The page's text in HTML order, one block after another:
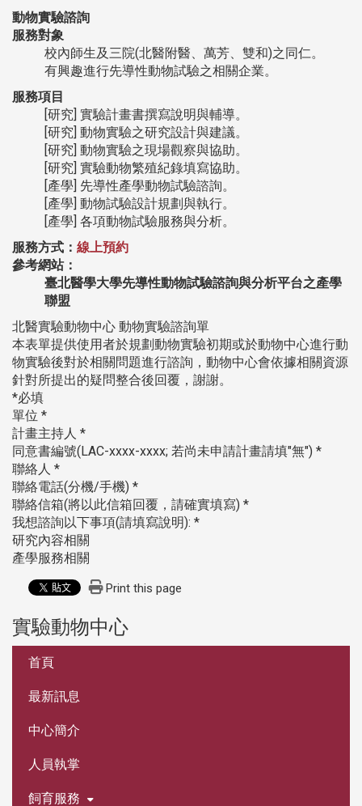
動物實驗諮詢
服務對象
校內師生及三院(北醫附醫、萬芳、雙和)之同仁。
有興趣進行先導性動物試驗之相關企業。
服務項目
研究 實驗計畫書撰寫說明與輔導。
研究 動物實驗之研究設計與建議。
研究 動物實驗之現場觀察與協助。
研究 實驗動物繁殖紀錄填寫協助。
產學 先導性產學動物試驗諮詢。
產學 動物試驗設計規劃與執行。
產學 各項動物試驗服務與分析。
服務方式： 線上預約
參考網站：
臺北醫學大學先導性動物試驗諮詢與分析平台之產學
聯盟
北醫實驗動物中心 動物實驗諮詢單
本表單提供使用者於規劃動物實驗初期或於動物中心進行動
物實驗後對於相關問題進行諮詢，動物中心會依據相關資源
針對所提出的疑問整合後回覆，謝謝。
*必填
單位 *
計畫主持人 *
同意書編號(LAC-xxxx-xxxx; 若尚未申請計畫請填"無") *
聯絡人 *
聯絡電話(分機/手機) *
聯絡信箱(將以此信箱回覆，請確實填寫) *
我想諮詢以下事項(請填寫說明): *
研究內容相關
產學服務相關
Print this page
實驗動物中心
首頁
最新訊息
中心簡介
人員執掌
飼育服務